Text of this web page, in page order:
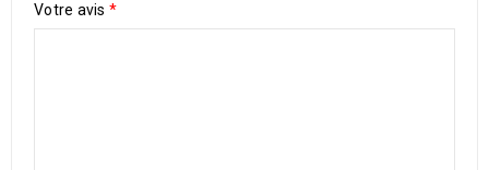
Votre avis *